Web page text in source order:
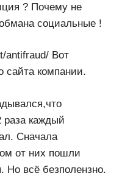
? Почему не
социальные !
antifraud/ Вот
сайта компании.
раза каждый
Сначала
от них пошли
Но всё безполензно.